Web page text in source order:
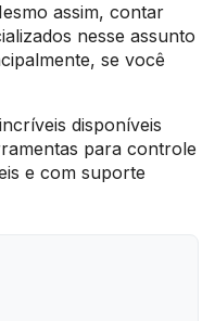
assim, contar
nesse assunto
se você
disponíveis
para controle
e com suporte